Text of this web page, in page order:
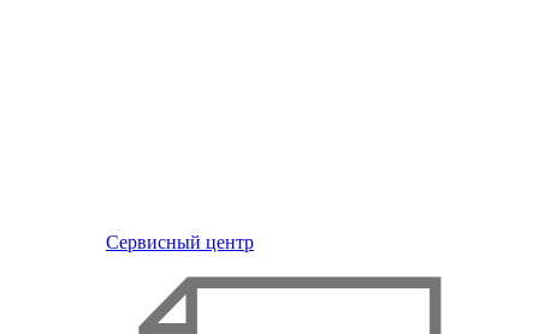
Сервисный центр